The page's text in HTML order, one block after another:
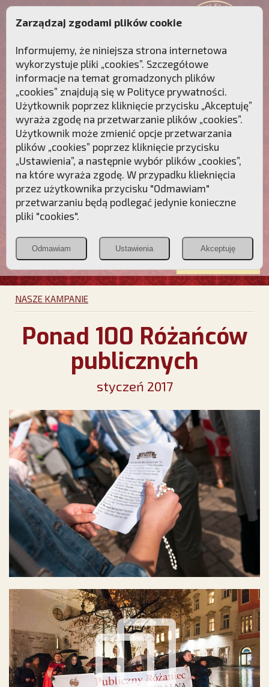
Przebudźmy sumienia Polaków!
Polonia
Christiana
PCh24.pl
Przymierze
POZNAJ APOSTOLAT FATIMY WESPRZYJ
NAS
NASZE KAMPANIE
Ponad 100 Różańców
publicznych
styczeń 2017
Zarządzaj zgodami plików cookie
Informujemy, że niniejsza strona internetowa
wykorzystuje pliki „cookies”. Szczegółowe
informacje na temat gromadzonych plików
„cookies” znajdują się w Polityce prywatności.
Użytkownik poprzez kliknięcie przycisku „Akceptuję”
wyraża zgodę na przetwarzanie plików „cookies”.
Użytkownik może zmienić opcje przetwarzania
plików „cookies” poprzez kliknięcie przycisku
„Ustawienia”, a następnie wybór plików „cookies”,
na które wyraża zgodę. W przypadku klieknięcia
przez użytkownika przycisku "Odmawiam"
przetwarzaniu będą podlegać jedynie konieczne
pliki "cookies".
Odmawiam Ustawienia Akceptuję